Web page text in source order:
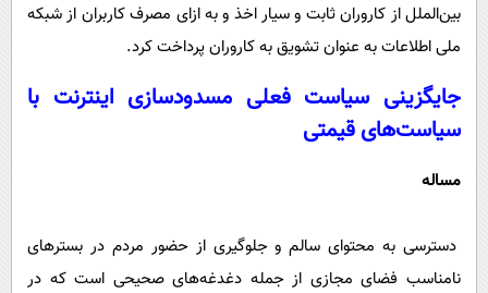
بین‌الملل از کاروران ثابت و سیار اخذ و به ازای مصرف کاربران از شبکه
ملی اطلاعات به عنوان تشویق به کاروران پرداخت کرد.
جایگزینی سیاست فعلی مسدودسازی اینترنت با
سیاست‌های قیمتی
مساله
دسترسی به محتوای سالم و جلوگیری از حضور مردم در بسترهای
نامناسب فضای مجازی از جمله دغدغه‌های صحیحی است که در